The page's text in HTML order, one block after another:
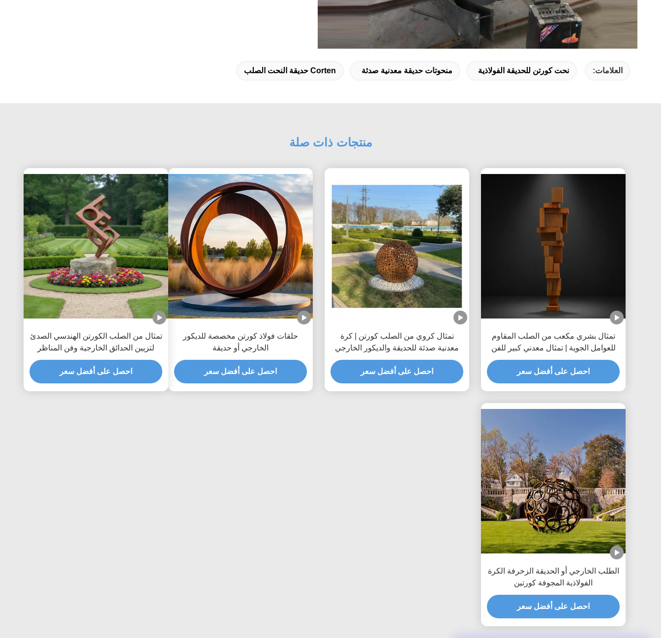
العلامات: نحت كورتن للحديقة الفولاذية منحوتات حديقة معدنية صدئة Corten حديقة النحت الصلب
منتجات ذات صلة
تمثال بشري مكعب من الصلب المقاوم
للعوامل الجوية | تمثال معدني كبير للفن
العام
احصل على أفضل سعر
تمثال كروي من الصلب كورتن | كرة
معدنية صدئة للحديقة والديكور الخارجي
احصل على أفضل سعر
حلقات فولاذ كورتن مخصصة للديكور
الخارجي أو حديقة
احصل على أفضل سعر
تمثال من الصلب الكورتن الهندسي الصدئ
لتزيين الحدائق الخارجية وفن المناظر
الطبيعية
احصل على أفضل سعر
الطلب الخارجي أو الحديقة الزخرفة الكرة
الفولاذية المجوفة كورتين
احصل على أفضل سعر